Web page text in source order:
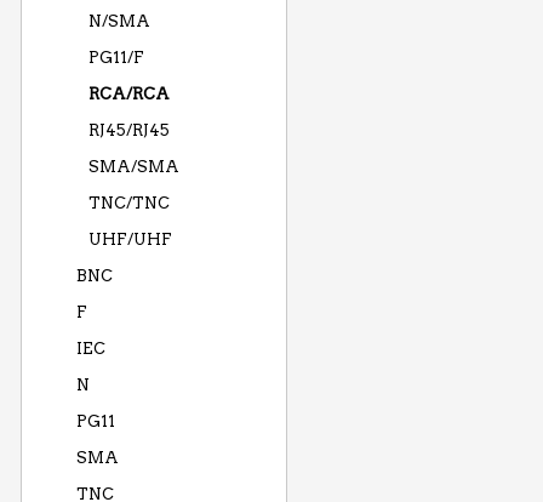
N/SMA
PG11/F
RCA/RCA
RJ45/RJ45
SMA/SMA
TNC/TNC
UHF/UHF
BNC
F
IEC
N
PG11
SMA
TNC